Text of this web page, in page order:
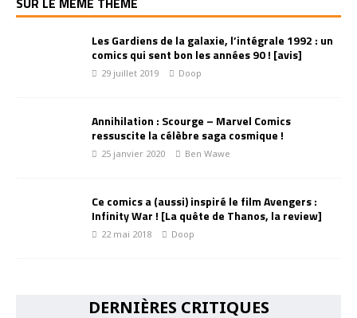
Les Gardiens de la galaxie, l’intégrale 1992 : un
comics qui sent bon les années 90 ! [avis]
29 juillet 2019 Doop
Annihilation : Scourge – Marvel Comics
ressuscite la célèbre saga cosmique !
25 janvier 2020 Ben Wawe
Ce comics a (aussi) inspiré le film Avengers :
Infinity War ! [La quête de Thanos, la review]
22 mai 2018 Doop
DERNIÈRES CRITIQUES